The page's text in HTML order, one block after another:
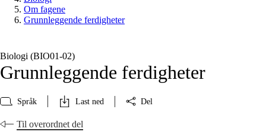
Om fagene
Grunnleggende ferdigheter
Biologi (BIO01‑02)
Grunnleggende ferdigheter
Språk Last ned Del
Til overordnet del